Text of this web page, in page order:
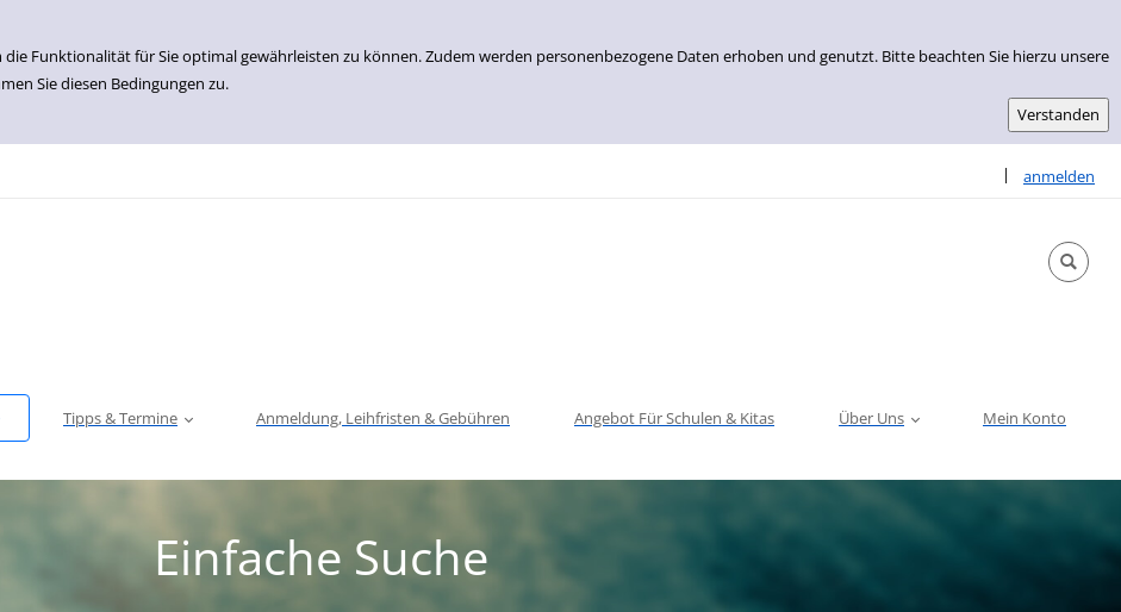
die Funktionalität für Sie optimal gewährleisten zu können. Zudem werden personenbezogene Daten erhoben und genutzt. Bitte beachten Sie hierzu unsere
Sie diesen Bedingungen zu.
| anmelden
Sprache
Tipps & Termine Anmeldung, Leihfristen & Gebühren Angebot Für Schulen & Kitas Über Uns Mein Konto
Einfache Suche